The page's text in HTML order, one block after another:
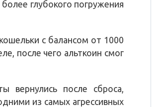
глубокого погружения
с балансом от 1000
после чего альткоин смог
вернулись после сброса,
из самых агрессивных